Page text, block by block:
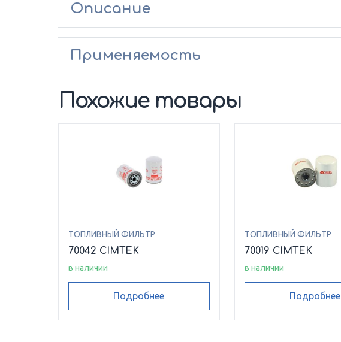
Описание
Применяемость
Похожие товары
ТОПЛИВНЫЙ ФИЛЬТР
70042 CIMTEK
в наличии
Подробнее
ТОПЛИВНЫЙ ФИЛЬТР
70019 CIMTEK
в наличии
Подробнее